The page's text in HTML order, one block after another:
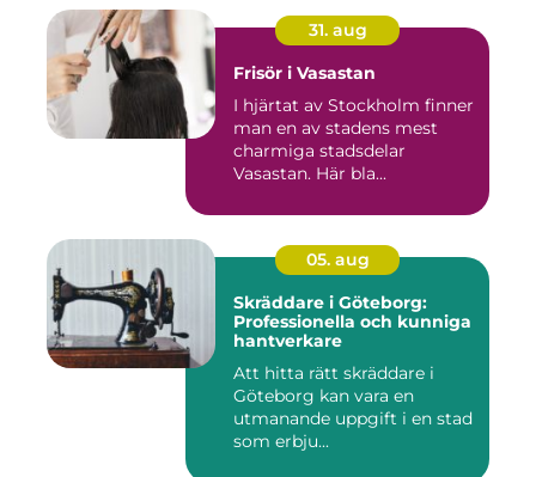
31. aug
Frisör i Vasastan
I hjärtat av Stockholm finner
man en av stadens mest
charmiga stadsdelar
Vasastan. Här bla...
05. aug
Skräddare i Göteborg:
Professionella och kunniga
hantverkare
Att hitta rätt skräddare i
Göteborg kan vara en
utmanande uppgift i en stad
som erbju...